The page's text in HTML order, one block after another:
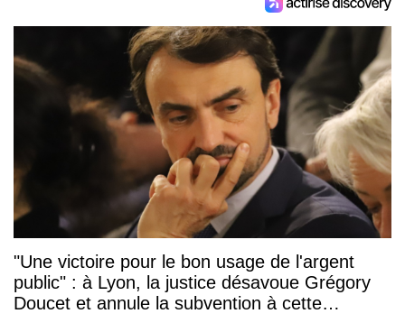
"Une victoire pour le bon usage de l'argent
public" : à Lyon, la justice désavoue Grégory
Doucet et annule la subvention à cette